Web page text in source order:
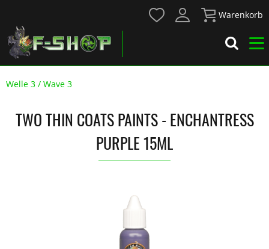
Warenkorb
Welle 3 / Wave 3
TWO THIN COATS PAINTS - ENCHANTRESS
PURPLE 15ML